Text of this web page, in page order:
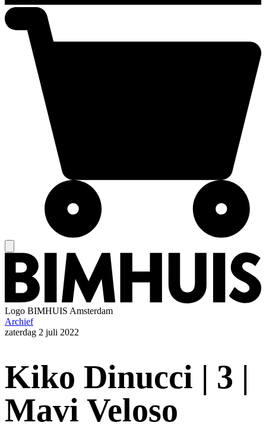
Logo BIMHUIS Amsterdam
Archief
zaterdag 2 juli 2022
Kiko Dinucci | 3 |
Mavi Veloso